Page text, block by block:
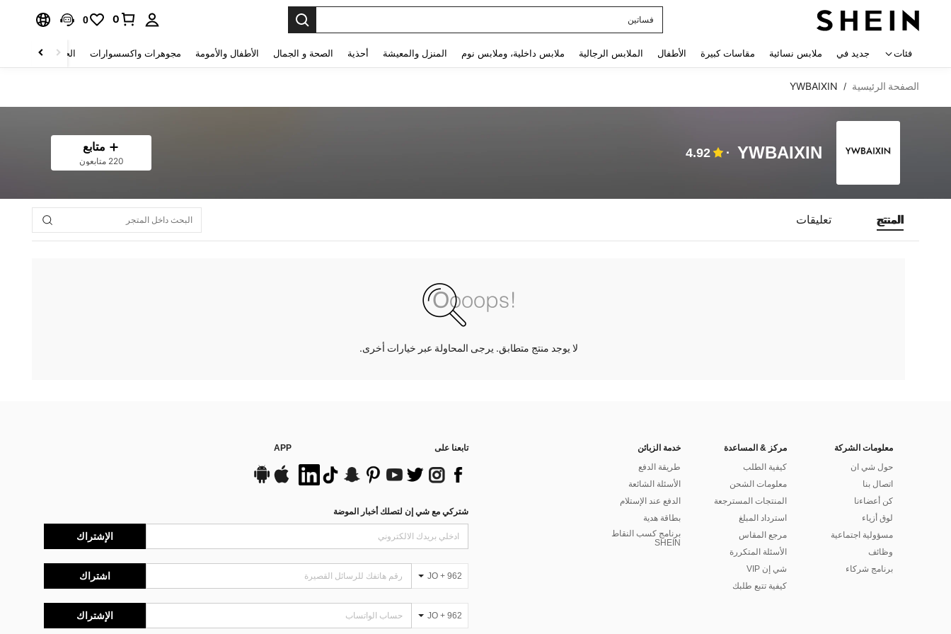
فساتين
0
0
فئات جديد في ملابس نسائية مقاسات كبيرة الأطفال الملابس الرجالية ملابس داخلية، وملابس نوم المنزل والمعيشة أحذية الصحة و الجمال الأطفال والأمومة مجوهرات واكسسوارات الحقائب والأمتعة
الصفحة الرئيسية /
YWBAIXIN
YWBAIXIN
4.92 متابع
220 متابعون
المنتج تعليقات
لا يوجد منتج متطابق. يرجى المحاولة عبر خيارات أخرى.
معلومات الشركة
حول شي ان
اتصال بنا
كن أعضاءنا
لوق أزياء
مسؤولية اجتماعية
وظائف
برنامج شركاء
مركز & المساعدة
كيفية الطلب
معلومات الشحن
المنتجات المسترجعة
استرداد المبلغ
مرجع المقاس
الأسئلة المتكررة
شي إن VIP
كيفية تتبع طلبك
خدمة الزبائن
طريقة الدفع
الأسئلة الشائعة
الدفع عند الإستلام
بطاقة هدية
برنامج كسب النقاط
SHEIN
تابعنا على APP
شتركي مع شي إن لتصلك أخبار الموضة
الإشتراك
JO + 962 اشتراك
JO + 962 الإشتراك